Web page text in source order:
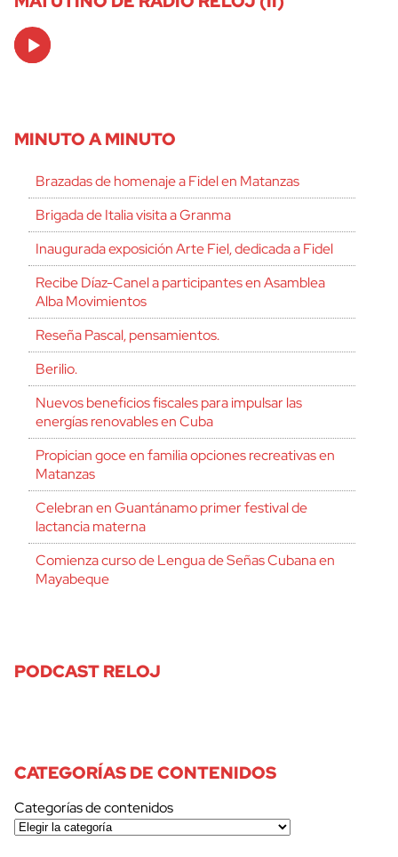
Audio
Player
MINUTO A MINUTO
Brazadas de homenaje a Fidel en Matanzas
Brigada de Italia visita a Granma
Inaugurada exposición Arte Fiel, dedicada a Fidel
Recibe Díaz-Canel a participantes en Asamblea
Alba Movimientos
Reseña Pascal, pensamientos.
Berilio.
Nuevos beneficios fiscales para impulsar las
energías renovables en Cuba
Propician goce en familia opciones recreativas en
Matanzas
Celebran en Guantánamo primer festival de
lactancia materna
Comienza curso de Lengua de Señas Cubana en
Mayabeque
PODCAST RELOJ
CATEGORÍAS DE CONTENIDOS
Categorías de contenidos